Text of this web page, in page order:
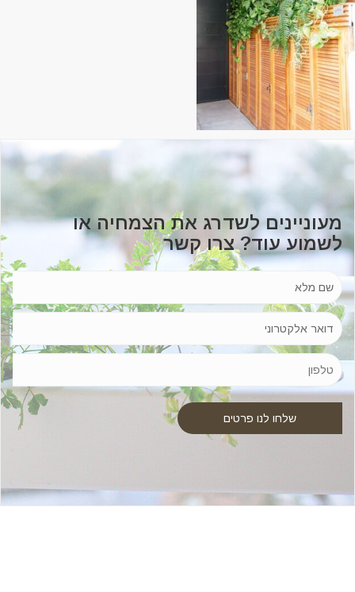
מעוניינים לשדרג את הצמחיה או
לשמוע עוד? צרו קשר